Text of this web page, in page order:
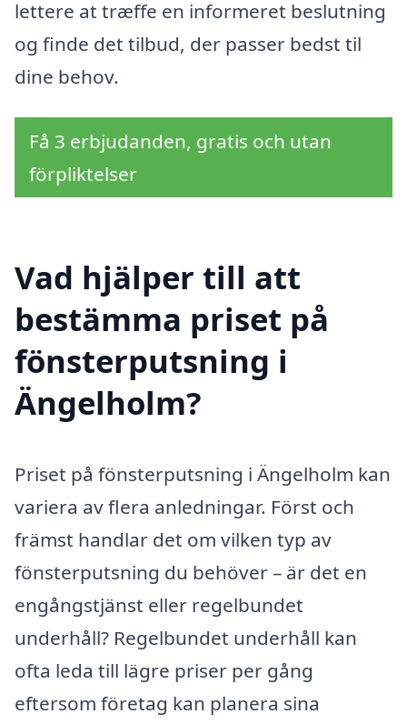
lettere at træffe en informeret beslutning
og finde det tilbud, der passer bedst til
dine behov.
Få 3 erbjudanden, gratis och utan
förpliktelser
Vad hjälper till att
bestämma priset på
fönsterputsning i
Ängelholm?
Priset på fönsterputsning i Ängelholm kan
variera av flera anledningar. Först och
främst handlar det om vilken typ av
fönsterputsning du behöver – är det en
engångstjänst eller regelbundet
underhåll? Regelbundet underhåll kan
ofta leda till lägre priser per gång
eftersom företag kan planera sina